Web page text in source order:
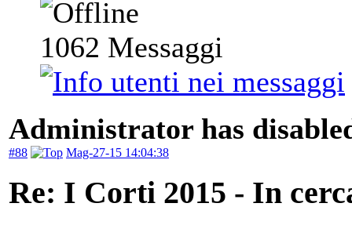
1062 Messaggi
Administrator has
#88 Mag-27-15 14:04:38
Re: I Corti 2015 - In